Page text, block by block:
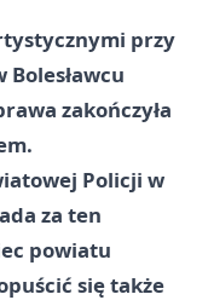
przy
zakończyła
Policji w
za ten
powiatu
się także